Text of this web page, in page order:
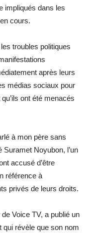
impliqués dans les
cours.
troubles politiques
après leurs
médias sociaux pour
ont été menacés
à mon père sans
Suramet Noyubon, l’un
accusé d’être
référence à
privés de leurs droits.
Voice TV, a publié un
qui révèle que son nom